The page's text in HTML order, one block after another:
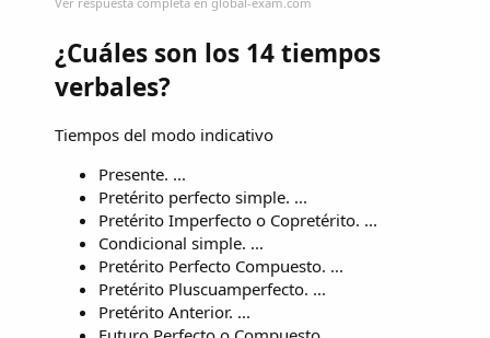
¿Cuáles son los 14 tiempos
verbales?
Tiempos del modo indicativo
Presente. ...
Pretérito perfecto simple. ...
Pretérito Imperfecto o Copretérito. ...
Condicional simple. ...
Pretérito Perfecto Compuesto. ...
Pretérito Pluscuamperfecto. ...
Pretérito Anterior. ...